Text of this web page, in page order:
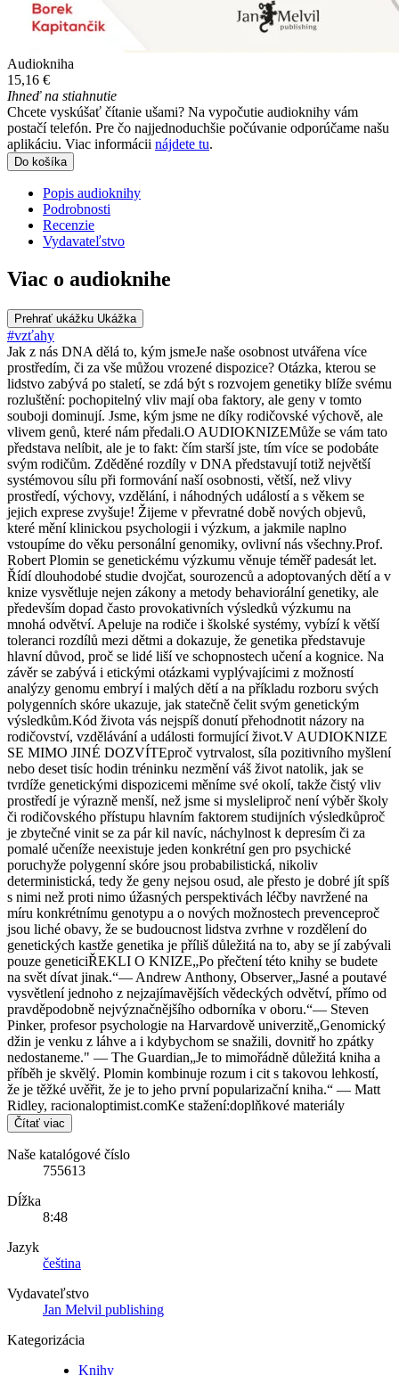
Audiokniha
15,16 €
Ihneď na stiahnutie
Chcete vyskúšať čítanie ušami? Na vypočutie audioknihy vám
postačí telefón. Pre čo najjednoduchšie počúvanie odporúčame našu
aplikáciu. Viac informácii nájdete tu.
Do košíka
Popis audioknihy
Podrobnosti
Recenzie
Vydavateľstvo
Viac o audioknihe
Prehrať ukážku Ukážka
#vzťahy
Jak z nás DNA dělá to, kým jsmeJe naše osobnost utvářena více
prostředím, či za vše můžou vrozené dispozice? Otázka, kterou se
lidstvo zabývá po staletí, se zdá být s rozvojem genetiky blíže svému
rozluštění: pochopitelný vliv mají oba faktory, ale geny v tomto
souboji dominují. Jsme, kým jsme ne díky rodičovské výchově, ale
vlivem genů, které nám předali.O AUDIOKNIZEMůže se vám tato
představa nelíbit, ale je to fakt: čím starší jste, tím více se podobáte
svým rodičům. Zděděné rozdíly v DNA představují totiž největší
systémovou sílu při formování naší osobnosti, větší, než vlivy
prostředí, výchovy, vzdělání, i náhodných událostí a s věkem se
jejich exprese zvyšuje! Žijeme v převratné době nových objevů,
které mění klinickou psychologii i výzkum, a jakmile naplno
vstoupíme do věku personální genomiky, ovlivní nás všechny.Prof.
Robert Plomin se genetickému výzkumu věnuje téměř padesát let.
Řídí dlouhodobé studie dvojčat, sourozenců a adoptovaných dětí a v
knize vysvětluje nejen zákony a metody behaviorální genetiky, ale
především dopad často provokativních výsledků výzkumu na
mnohá odvětví. Apeluje na rodiče i školské systémy, vybízí k větší
toleranci rozdílů mezi dětmi a dokazuje, že genetika představuje
hlavní důvod, proč se lidé liší ve schopnostech učení a kognice. Na
závěr se zabývá i etickými otázkami vyplývajícimi z možností
analýzy genomu embryí i malých dětí a na příkladu rozboru svých
polygenních skóre ukazuje, jak statečně čelit svým genetickým
výsledkům.Kód života vás nejspíš donutí přehodnotit názory na
rodičovství, vzdělávání a události formující život.V AUDIOKNIZE
SE MIMO JINÉ DOZVÍTEproč vytrvalost, síla pozitivního myšlení
nebo deset tisíc hodin tréninku nezmění váš život natolik, jak se
tvrdíže genetickými dispozicemi měníme své okolí, takže čistý vliv
prostředí je výrazně menší, než jsme si mysleliproč není výběr školy
či rodičovského přístupu hlavním faktorem studijních výsledkůproč
je zbytečné vinit se za pár kil navíc, náchylnost k depresím či za
pomalé učeníže neexistuje jeden konkrétní gen pro psychické
poruchyže polygenní skóre jsou probabilistická, nikoliv
deterministická, tedy že geny nejsou osud, ale přesto je dobré jít spíš
s nimi než proti nimo úžasných perspektivách léčby navržené na
míru konkrétnímu genotypu a o nových možnostech prevenceproč
jsou liché obavy, že se budoucnost lidstva zvrhne v rozdělení do
genetických kastže genetika je příliš důležitá na to, aby se jí zabývali
pouze geneticiŘEKLI O KNIZE„Po přečtení této knihy se budete
na svět dívat jinak.“— Andrew Anthony, Observer„Jasné a poutavé
vysvětlení jednoho z nejzajímavějších vědeckých odvětví, přímo od
pravděpodobně nejvýznačnějšího odborníka v oboru.“— Steven
Pinker, profesor psychologie na Harvardově univerzitě„Genomický
džin je venku z láhve a i kdybychom se snažili, dovnitř ho zpátky
nedostaneme." — The Guardian„Je to mimořádně důležitá kniha a
příběh je skvělý. Plomin kombinuje rozum i cit s takovou lehkostí,
že je těžké uvěřit, že je to jeho první popularizační kniha.“ — Matt
Ridley, racionaloptimist.comKe stažení:doplňkové materiály
Čítať viac
Naše katalógové číslo
755613
Dĺžka
8:48
Jazyk
čeština
Vydavateľstvo
Jan Melvil publishing
Kategorizácia
Knihy